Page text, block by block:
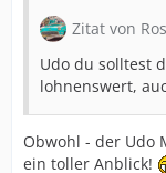
Zitat von
Udo du solltest
lohnenswert,
Obwohl - der Udo
ein toller Anblick!